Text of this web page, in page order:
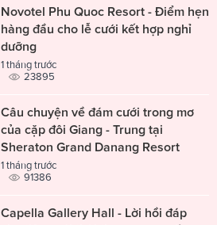
Novotel Phu Quoc Resort - Điểm hẹn
hàng đầu cho lễ cưới kết hợp nghỉ
dưỡng
1 tháng trước
23895
Câu chuyện về đám cưới trong mơ
của cặp đôi Giang - Trung tại
Sheraton Grand Danang Resort
1 tháng trước
91386
Capella Gallery Hall - Lời hồi đáp